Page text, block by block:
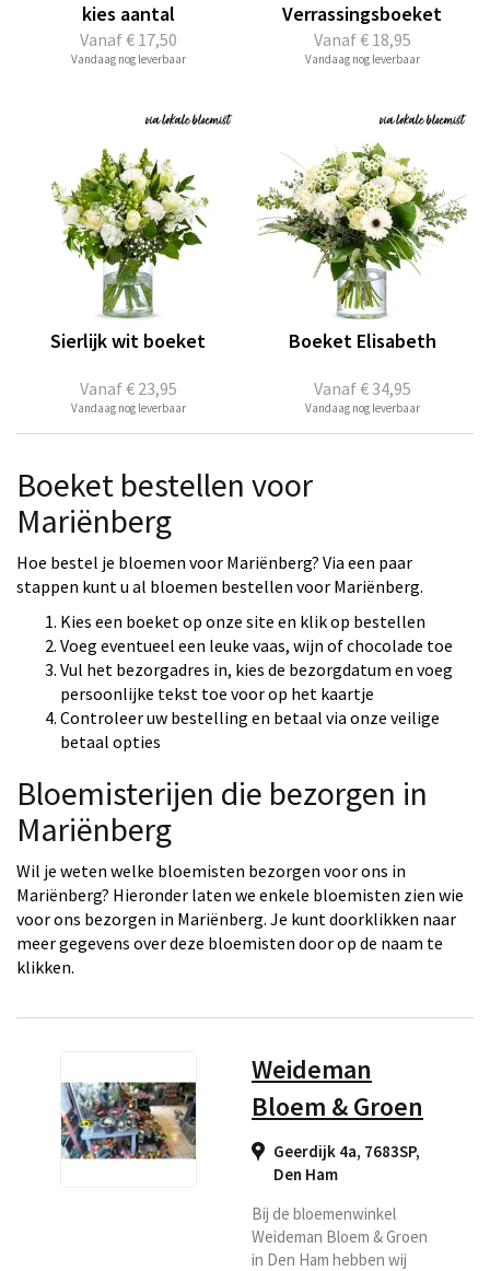
Vanaf€ 17,50
kies aantal
Vandaag nog leverbaar
Vanaf€ 18,95
Verrassingsboeket
Vandaag nog leverbaar
Vanaf€ 23,95
Sierlijk wit boeket
Vandaag nog leverbaar
Vanaf€ 34,95
Boeket Elisabeth
Vandaag nog leverbaar
Boeket bestellen voor
Mariënberg
Hoe bestel je bloemen voor Mariënberg? Via een paar
stappen kunt u al bloemen bestellen voor Mariënberg.
Kies een boeket op onze site en klik op bestellen
Voeg eventueel een leuke vaas, wijn of chocolade toe
Vul het bezorgadres in, kies de bezorgdatum en voeg
persoonlijke tekst toe voor op het kaartje
Controleer uw bestelling en betaal via onze veilige
betaal opties
Bloemisterijen die bezorgen in
Mariënberg
Wil je weten welke bloemisten bezorgen voor ons in
Mariënberg? Hieronder laten we enkele bloemisten zien wie
voor ons bezorgen in Mariënberg. Je kunt doorklikken naar
meer gegevens over deze bloemisten door op de naam te
klikken.
Weideman
Bloem & Groen
Geerdijk 4a, 7683SP,
Den Ham
Bij de bloemenwinkel
Weideman Bloem & Groen
in Den Ham hebben wij